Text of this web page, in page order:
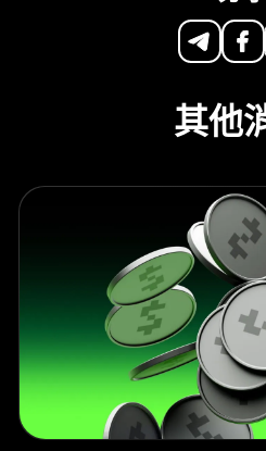
其他